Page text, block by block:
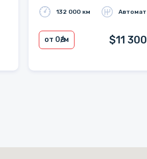
132 000 км Автомат
от 0₴/м $11 300